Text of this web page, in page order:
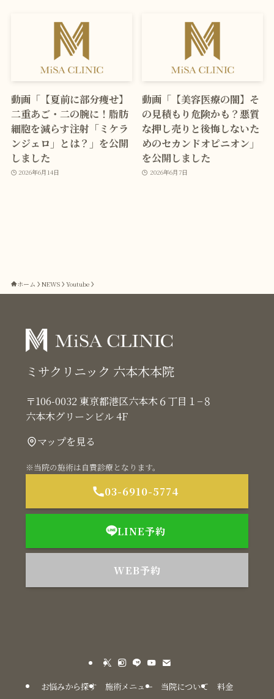
動画「【夏前に部分痩せ】
二重あご・二の腕に！脂肪
細胞を減らす注射「ミケラ
ンジェロ」とは？」を公開
しました
2026年6月14日
動画「【美容医療の闇】そ
の見積もり危険かも？悪質
な押し売りと後悔しないた
めのセカンドオピニオン」
を公開しました
2026年6月7日
ホーム NEWS Youtube
ミサクリニック 六本木本院
〒106-0032 東京都港区六本木６丁目１−８
六本木グリーンビル 4F
マップを見る
※当院の施術は自費診療となります。
03-6910-5774
LINE予約
WEB予約
お悩みから探す 施術メニュー 当院について
料金